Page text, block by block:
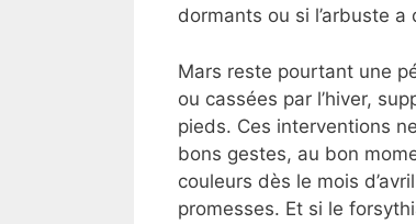
dormants ou si l’arbuste a
Mars reste pourtant une
ou cassées par l’hiver,
pieds. Ces interventions
bons gestes, au bon
couleurs dès le mois
promesses. Et si le